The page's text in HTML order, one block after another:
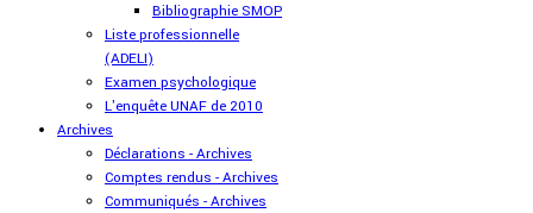
Bibliographie SMOP
Liste professionnelle
(ADELI)
Examen psychologique
L'enquête UNAF de 2010
Archives
Déclarations - Archives
Comptes rendus - Archives
Communiqués - Archives